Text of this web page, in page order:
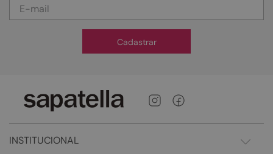
Cadastrar
INSTITUCIONAL